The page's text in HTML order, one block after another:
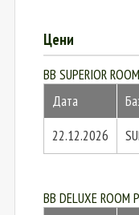
Цени
BB SUPERIOR
Дата
22.12.2026
BB DELUXE ROOM